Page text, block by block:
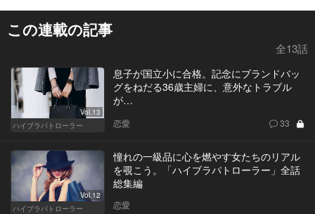
この連載の記事
全13話
Vol.13
ハイブラパトローラー
息子が国立小に合格。記念にブランドバッ
グをねだる36歳主婦に、意外なトラブル
が…
恋愛 33
Vol.12
ハイブラパトローラー
憧れの一級品に心を燃やす女たちのリアル
を覗こう。「ハイブラパトローラー」全話
総集編
恋愛